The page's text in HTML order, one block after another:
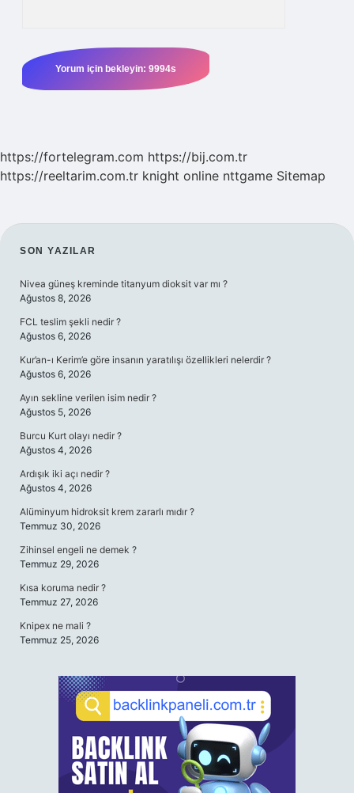
https://fortelegram.com https://bij.com.tr
https://reeltarim.com.tr knight online nttgame Sitemap
SIDEBAR
SON YAZILAR
Nivea güneş kreminde titanyum dioksit var mı ?
Ağustos 8, 2026
FCL teslim şekli nedir ?
Ağustos 6, 2026
Kur’an-ı Kerim’e göre insanın yaratılışı özellikleri nelerdir ?
Ağustos 6, 2026
Ayın sekline verilen isim nedir ?
Ağustos 5, 2026
Burcu Kurt olayı nedir ?
Ağustos 4, 2026
Ardışık iki açı nedir ?
Ağustos 4, 2026
Alüminyum hidroksit krem zararlı mıdır ?
Temmuz 30, 2026
Zihinsel engeli ne demek ?
Temmuz 29, 2026
Kısa koruma nedir ?
Temmuz 27, 2026
Knipex ne mali ?
Temmuz 25, 2026